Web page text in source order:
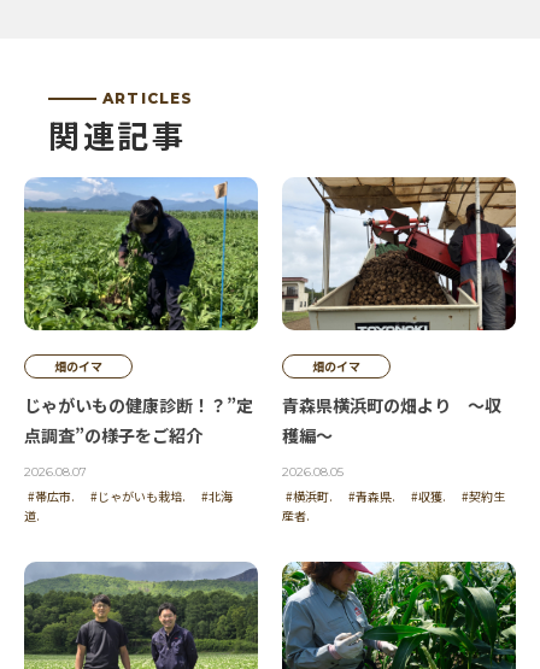
これぞまさに冬！って感じで素敵です♪
投稿者 | タッキー
自然がかもし出す色合い、暗闇に向かうこの時に、
ブルーの色合いが、素敵です。
ARTICLES
関連記事
畑のイマ
じゃがいもの健康診断！？”定
点調査”の様子をご紹介
2026.08.07
#帯広市. #じゃがいも栽培.
#北海
道.
畑のイマ
青森県横浜町の畑より ～収
穫編～
2026.08.05
#横浜町. #青森県. #収獲.
#契約生
産者.